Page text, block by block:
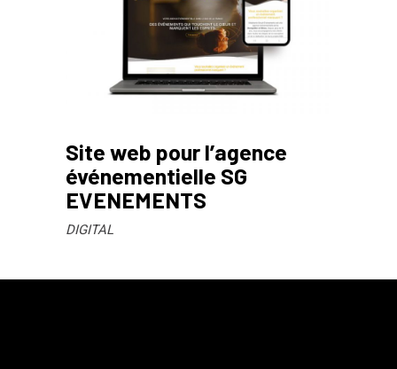
Site web pour l’agence
événementielle SG
EVENEMENTS
DIGITAL